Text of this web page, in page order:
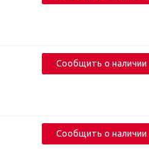
Сообщить о наличии
Сообщить о наличии